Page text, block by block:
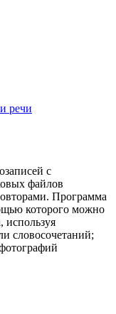
речи
с
файлов
Программа
которого можно
используя
словосочетаний;